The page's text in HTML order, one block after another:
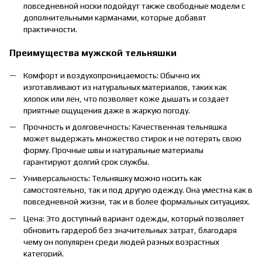
повседневной носки подойдут также свободные модели с
дополнительными карманами, которые добавят
практичности.
Преимущества мужской тельняшки
Комфорт и воздухопроницаемость: Обычно их
изготавливают из натуральных материалов, таких как
хлопок или лен, что позволяет коже дышать и создает
приятные ощущения даже в жаркую погоду.
Прочность и долговечность: Качественная тельняшка
может выдержать множество стирок и не потерять свою
форму. Прочные швы и натуральные материалы
гарантируют долгий срок службы.
Универсальность: Тельняшку можно носить как
самостоятельно, так и под другую одежду. Она уместна как в
повседневной жизни, так и в более формальных ситуациях.
Цена: Это доступный вариант одежды, который позволяет
обновить гардероб без значительных затрат, благодаря
чему он популярен среди людей разных возрастных
категорий.